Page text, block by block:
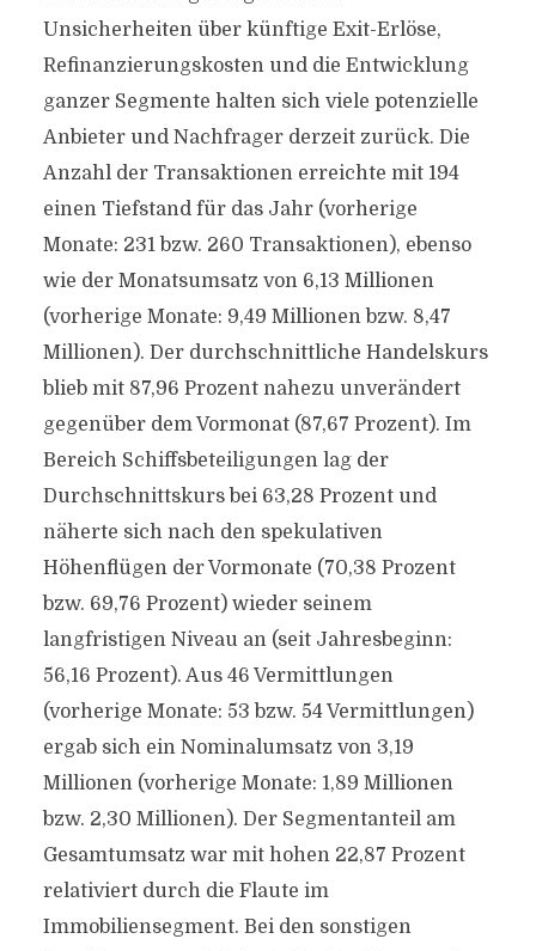
Unsicherheiten über künftige Exit-Erlöse,
Refinanzierungskosten und die Entwicklung
ganzer Segmente halten sich viele potenzielle
Anbieter und Nachfrager derzeit zurück. Die
Anzahl der Transaktionen erreichte mit 194
einen Tiefstand für das Jahr (vorherige
Monate: 231 bzw. 260 Transaktionen), ebenso
wie der Monatsumsatz von 6,13 Millionen
(vorherige Monate: 9,49 Millionen bzw. 8,47
Millionen). Der durchschnittliche Handelskurs
blieb mit 87,96 Prozent nahezu unverändert
gegenüber dem Vormonat (87,67 Prozent). Im
Bereich Schiffsbeteiligungen lag der
Durchschnittskurs bei 63,28 Prozent und
näherte sich nach den spekulativen
Höhenflügen der Vormonate (70,38 Prozent
bzw. 69,76 Prozent) wieder seinem
langfristigen Niveau an (seit Jahresbeginn:
56,16 Prozent). Aus 46 Vermittlungen
(vorherige Monate: 53 bzw. 54 Vermittlungen)
ergab sich ein Nominalumsatz von 3,19
Millionen (vorherige Monate: 1,89 Millionen
bzw. 2,30 Millionen). Der Segmentanteil am
Gesamtumsatz war mit hohen 22,87 Prozent
relativiert durch die Flaute im
Immobiliensegment. Bei den sonstigen